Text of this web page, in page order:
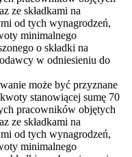
ze składkami na
od tych wynagrodzeń,
minimalnego
o składki na
w odniesieniu do
może być przyznane
stanowiącej sumę 70
pracowników objętych
ze składkami na
od tych wynagrodzeń,
minimalnego